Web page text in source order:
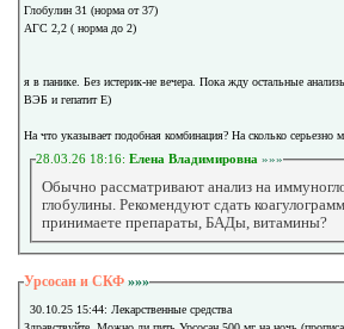
Глобулин 31 (норма от 37)
АГС 2,2 ( норма до 2)
я в панике. Без истерик-не вечера. Пока жду остальные
ВЭБ и гепатит Е)
На что указывает подобная комбинация? На сколько серьезно
28.03.26 18:16: Елена Владимировна »»»
Обычно рассматривают анализ на
глобулины. Рекомендуют сдать
принимаете препараты, БАДы, витамины?
Урсосан и СКФ »»»
30.10.25 15:44: Лекарственные средства